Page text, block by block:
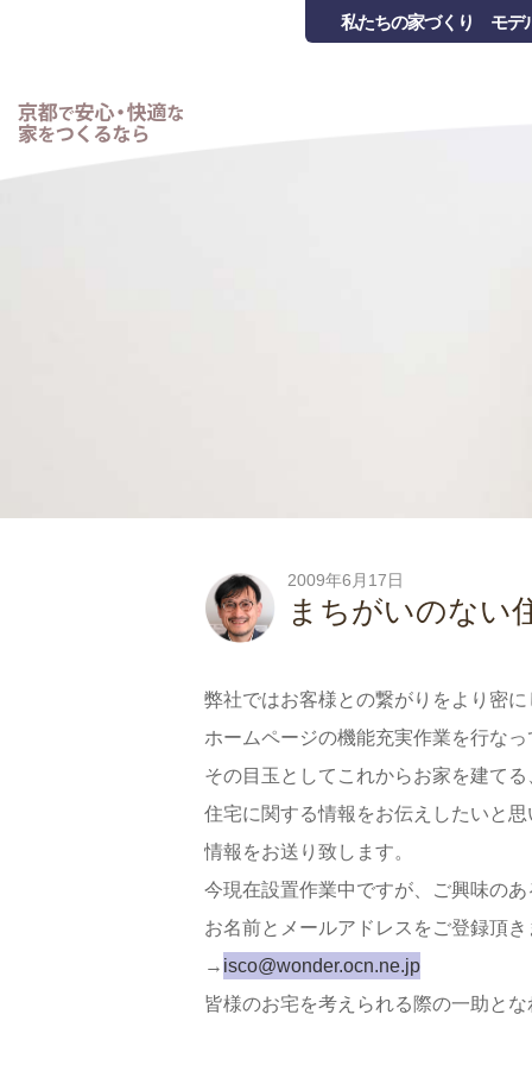
私たちの家づくり モデ
2009年6月17日
まちがいのない
弊社ではお客様との繋がりをより密
ホームページの機能充実作業を行な
その目玉としてこれからお家を建て
住宅に関する情報をお伝えしたいと
情報をお送り致します。
今現在設置作業中ですが、ご興味の
お名前とメールアドレスをご登録頂
→ isco@wonder.ocn.ne.jp
皆様のお宅を考えられる際の一助と